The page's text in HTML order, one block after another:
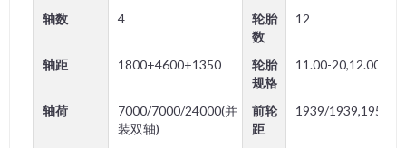
轴数
4
轮胎
数
12
轴距 1800+4600+1350
轮胎
规格
11.00-20,12.00-20
轴荷
7000/7000/24000(并
装双轴)
前轮
距
1939/1939,1958/